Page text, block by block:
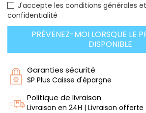
J'accepte les conditions générales
confidentialité
PRÉVENEZ-MOI LORSQUE LE
DISPONIBLE
Garanties sécurité
SP Plus Caisse d'épargne
Politique de livraison
Livraison en 24H | Livraison